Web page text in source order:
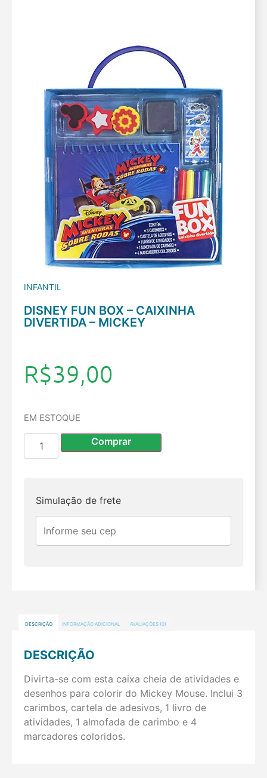
INFANTIL
DISNEY FUN BOX – CAIXINHA
DIVERTIDA – MICKEY
R$39,00
EM ESTOQUE
Comprar
Simulação de frete
DESCRIÇÃO INFORMAÇÃO ADICIONAL AVALIAÇÕES (0)
DESCRIÇÃO
Divirta-se com esta caixa cheia de atividades e
desenhos para colorir do Mickey Mouse. Inclui 3
carimbos, cartela de adesivos, 1 livro de
atividades, 1 almofada de carimbo e 4
marcadores coloridos.